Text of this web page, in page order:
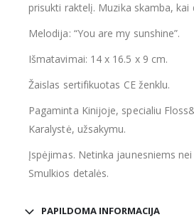
prisukti raktelį. Muzika skamba, kai
Melodija: “You are my sunshine”.
Išmatavimai: 14 x 16.5 x 9 cm.
Žaislas sertifikuotas CE ženklu.
Pagaminta Kinijoje, specialiu
Karalystė, užsakymu.
Įspėjimas. Netinka jaunesniems
Smulkios detalės.
PAPILDOMA INFORMACIJA